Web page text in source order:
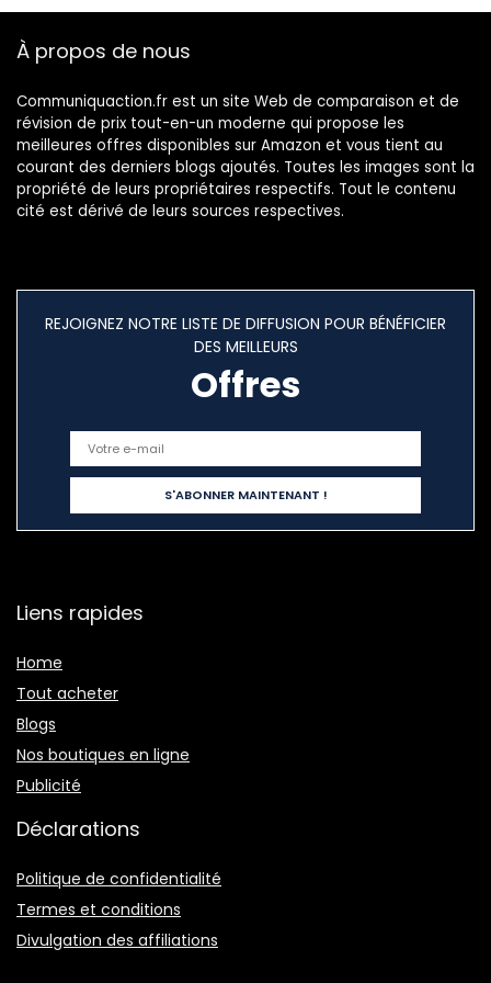
Débloqué
/NFC/-Orange
Étanche/IP69K,13M
À propos de nous
Communiquaction.fr est un site Web de comparaison et de
révision de prix tout-en-un moderne qui propose les
meilleures offres disponibles sur Amazon et vous tient au
courant des derniers blogs ajoutés. Toutes les images sont la
propriété de leurs propriétaires respectifs. Tout le contenu
cité est dérivé de leurs sources respectives.
REJOIGNEZ NOTRE LISTE DE DIFFUSION POUR BÉNÉFICIER
DES MEILLEURS
Offres
Liens rapides
Home
Tout acheter
Blogs
Nos boutiques en ligne
Publicité
Déclarations
Politique de confidentialité
Termes et conditions
Divulgation des affiliations